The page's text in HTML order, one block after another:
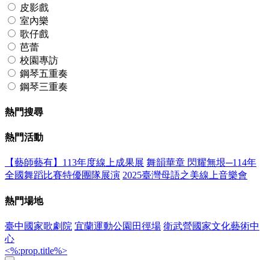
皮影戲
室內樂
歌仔戲
芭蕾
校園專訪
鋼琴五重奏
鋼琴三重奏
熱門搜尋
熱門活動
【藝師藝有】113年度線上成果展 舞韻華章 閃耀無垠─114年
全國舞蹈比賽特優團隊展演 2025臺灣母語之美線上音樂會
熱門場地
臺中國家歌劇院 宜蘭運動公園田徑場 衛武營國家文化藝術中
心
<%:prop.title%>